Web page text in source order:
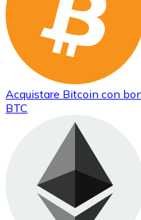
Acquistare Bitcoin con
BTC